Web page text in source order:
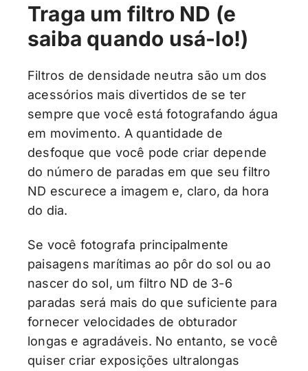
Traga um filtro ND (e
saiba quando usá-lo!)
Filtros de densidade neutra são um dos
acessórios mais divertidos de se ter
sempre que você está fotografando água
em movimento. A quantidade de
desfoque que você pode criar depende
do número de paradas em que seu filtro
ND escurece a imagem e, claro, da hora
do dia.
Se você fotografa principalmente
paisagens marítimas ao pôr do sol ou ao
nascer do sol, um filtro ND de 3-6
paradas será mais do que suficiente para
fornecer velocidades de obturador
longas e agradáveis. No entanto, se você
quiser criar exposições ultralongas